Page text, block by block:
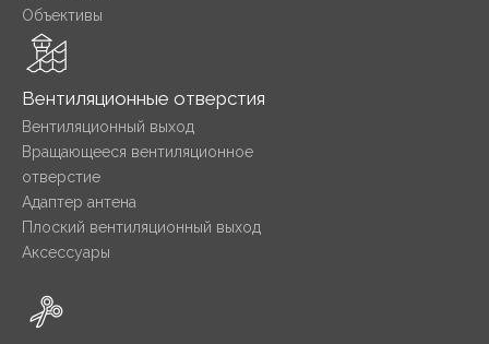
Объективы
Вентиляционные отверстия
Вентиляционный выход
Вращающееся вентиляционное
отверстие
Адаптер антена
Плоский вентиляционный выход
Аксессуары